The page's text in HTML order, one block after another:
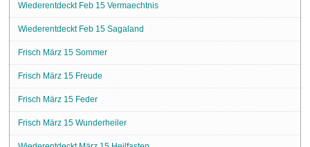
Wiederentdeckt Feb 15 Vermaechtnis
Wiederentdeckt Feb 15 Sagaland
Frisch März 15 Sommer
Frisch März 15 Freude
Frisch März 15 Feder
Frisch März 15 Wunderheiler